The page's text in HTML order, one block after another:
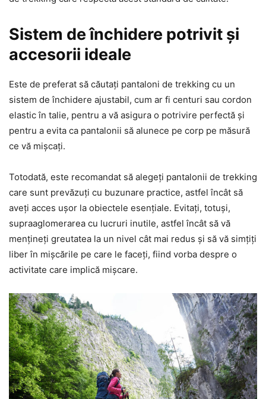
Sistem de închidere potrivit și
accesorii ideale
Este de preferat să căutați pantaloni de trekking cu un
sistem de închidere ajustabil, cum ar fi centuri sau cordon
elastic în talie, pentru a vă asigura o potrivire perfectă și
pentru a evita ca pantalonii să alunece pe corp pe măsură
ce vă mișcați.
Totodată, este recomandat să alegeți pantalonii de trekking
care sunt prevăzuți cu buzunare practice, astfel încât să
aveți acces ușor la obiectele esențiale. Evitați, totuși,
supraaglomerarea cu lucruri inutile, astfel încât să vă
mențineți greutatea la un nivel cât mai redus și să vă simțiți
liber în mișcările pe care le faceți, fiind vorba despre o
activitate care implică mișcare.